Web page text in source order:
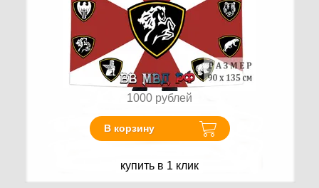
1000 рублей
В корзину
купить в 1 клик